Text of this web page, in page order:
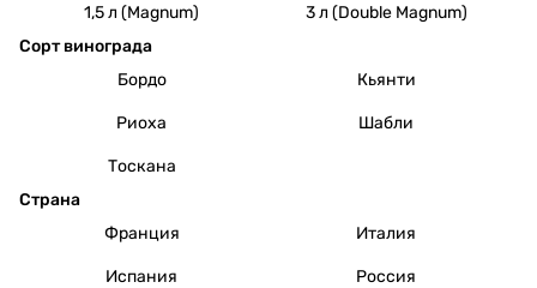
1,5 л (Magnum)
3 л (Double Magnum)
Сорт винограда
Бордо
Кьянти
Риоха Шабли
Тоскана
Страна
Франция
Италия
Испания Россия